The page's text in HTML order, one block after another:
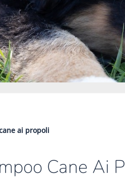
ai propoli
Cane Ai